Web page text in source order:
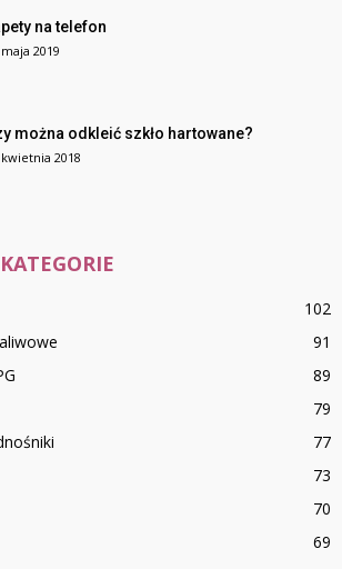
na telefon
2019
można odkleić szkło hartowane?
kwietnia 2018
102
91
89
79
77
73
70
69